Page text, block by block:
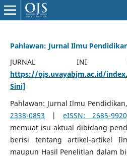
Pahlawan: Jurnal Ilmu
JURNAL INI
https://ojs.uvayabjm.ac.id/
Sini]
Pahlawan: Jurnal Ilmu
2338-0853 | eISSN: 2685-9920
memuat isu aktual dibidang
berisi tentang artikel-artikel
maupun Hasil Penelitian dalam